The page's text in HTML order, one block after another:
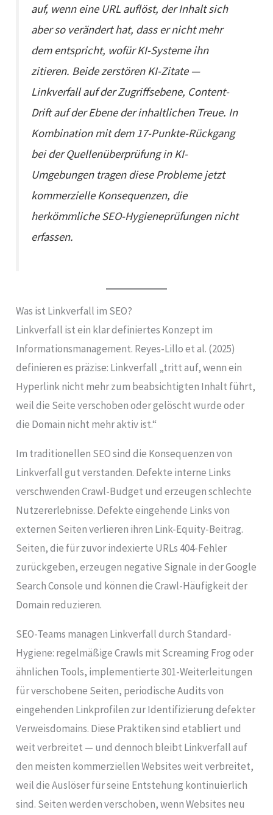
auf, wenn eine URL auflöst, der Inhalt sich
aber so verändert hat, dass er nicht mehr
dem entspricht, wofür KI-Systeme ihn
zitieren. Beide zerstören KI-Zitate —
Linkverfall auf der Zugriffsebene, Content-
Drift auf der Ebene der inhaltlichen Treue. In
Kombination mit dem 17-Punkte-Rückgang
bei der Quellenüberprüfung in KI-
Umgebungen tragen diese Probleme jetzt
kommerzielle Konsequenzen, die
herkömmliche SEO-Hygieneprüfungen nicht
erfassen.
Was ist Linkverfall im SEO?
Linkverfall ist ein klar definiertes Konzept im
Informationsmanagement. Reyes-Lillo et al. (2025)
definieren es präzise: Linkverfall „tritt auf, wenn ein
Hyperlink nicht mehr zum beabsichtigten Inhalt führt,
weil die Seite verschoben oder gelöscht wurde oder
die Domain nicht mehr aktiv ist.“
Im traditionellen SEO sind die Konsequenzen von
Linkverfall gut verstanden. Defekte interne Links
verschwenden Crawl-Budget und erzeugen schlechte
Nutzererlebnisse. Defekte eingehende Links von
externen Seiten verlieren ihren Link-Equity-Beitrag.
Seiten, die für zuvor indexierte URLs 404-Fehler
zurückgeben, erzeugen negative Signale in der Google
Search Console und können die Crawl-Häufigkeit der
Domain reduzieren.
SEO-Teams managen Linkverfall durch Standard-
Hygiene: regelmäßige Crawls mit Screaming Frog oder
ähnlichen Tools, implementierte 301-Weiterleitungen
für verschobene Seiten, periodische Audits von
eingehenden Linkprofilen zur Identifizierung defekter
Verweisdomains. Diese Praktiken sind etabliert und
weit verbreitet — und dennoch bleibt Linkverfall auf
den meisten kommerziellen Websites weit verbreitet,
weil die Auslöser für seine Entstehung kontinuierlich
sind. Seiten werden verschoben, wenn Websites neu